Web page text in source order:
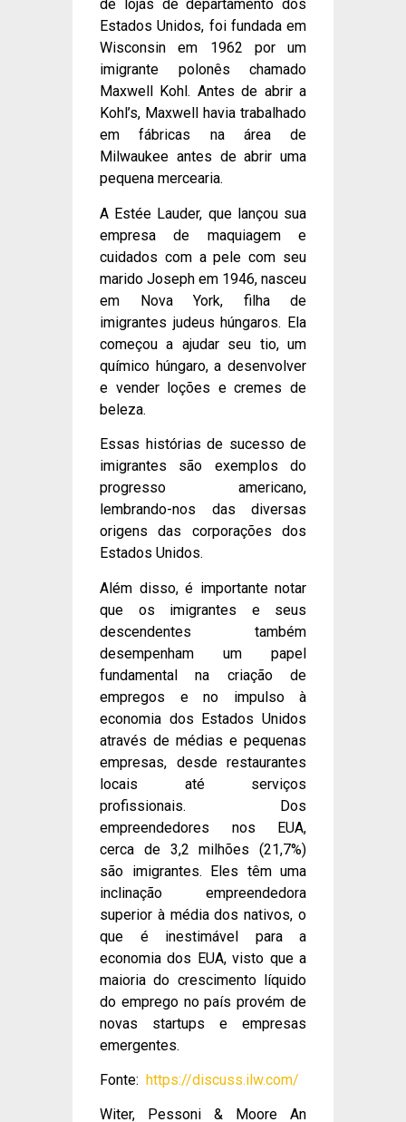
de lojas de departamento dos
Estados Unidos, foi fundada em
Wisconsin em 1962 por um
imigrante polonês chamado
Maxwell Kohl. Antes de abrir a
Kohl’s, Maxwell havia trabalhado
em fábricas na área de
Milwaukee antes de abrir uma
pequena mercearia.
A Estée Lauder, que lançou sua
empresa de maquiagem e
cuidados com a pele com seu
marido Joseph em 1946, nasceu
em Nova York, filha de
imigrantes judeus húngaros. Ela
começou a ajudar seu tio, um
químico húngaro, a desenvolver
e vender loções e cremes de
beleza.
Essas histórias de sucesso de
imigrantes são exemplos do
progresso americano,
lembrando-nos das diversas
origens das corporações dos
Estados Unidos.
Além disso, é importante notar
que os imigrantes e seus
descendentes também
desempenham um papel
fundamental na criação de
empregos e no impulso à
economia dos Estados Unidos
através de médias e pequenas
empresas, desde restaurantes
locais até serviços
profissionais. Dos
empreendedores nos EUA,
cerca de 3,2 milhões (21,7%)
são imigrantes. Eles têm uma
inclinação empreendedora
superior à média dos nativos, o
que é inestimável para a
economia dos EUA, visto que a
maioria do crescimento líquido
do emprego no país provém de
novas startups e empresas
emergentes.
Fonte: https://discuss.ilw.com/
Witer, Pessoni & Moore An